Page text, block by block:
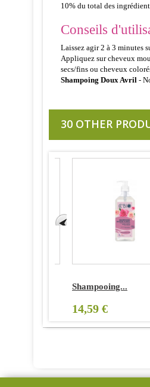
10% du total des
Conseils
Laissez agir 2 à 3 minutes
Appliquez sur cheveux
secs/fins ou cheveux
Shampoing Doux Avril -
30 OTHER
Shampooing...
14,59 €